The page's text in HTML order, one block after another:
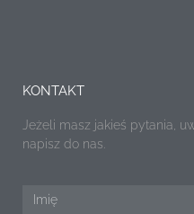
KONTAKT
Jeżeli masz jakieś pytania,
napisz do nas.